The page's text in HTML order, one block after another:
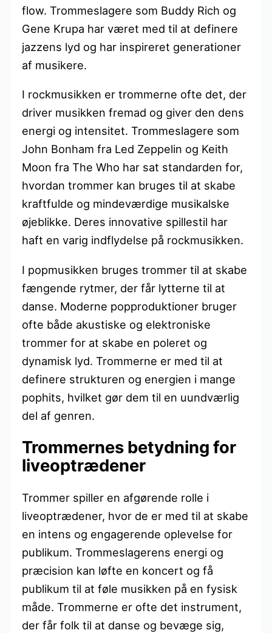
flow. Trommeslagere som Buddy Rich og
Gene Krupa har været med til at definere
jazzens lyd og har inspireret generationer
af musikere.
I rockmusikken er trommerne ofte det, der
driver musikken fremad og giver den dens
energi og intensitet. Trommeslagere som
John Bonham fra Led Zeppelin og Keith
Moon fra The Who har sat standarden for,
hvordan trommer kan bruges til at skabe
kraftfulde og mindeværdige musikalske
øjeblikke. Deres innovative spillestil har
haft en varig indflydelse på rockmusikken.
I popmusikken bruges trommer til at skabe
fængende rytmer, der får lytterne til at
danse. Moderne popproduktioner bruger
ofte både akustiske og elektroniske
trommer for at skabe en poleret og
dynamisk lyd. Trommerne er med til at
definere strukturen og energien i mange
pophits, hvilket gør dem til en uundværlig
del af genren.
Trommernes betydning for
liveoptrædener
Trommer spiller en afgørende rolle i
liveoptrædener, hvor de er med til at skabe
en intens og engagerende oplevelse for
publikum. Trommeslagerens energi og
præcision kan løfte en koncert og få
publikum til at føle musikken på en fysisk
måde. Trommerne er ofte det instrument,
der får folk til at danse og bevæge sig,